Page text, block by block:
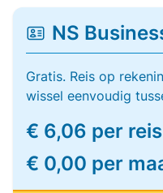
NS
Gratis. Reis op
wissel eenvoudig
€ 6,06 per reis
€ 0,00 per